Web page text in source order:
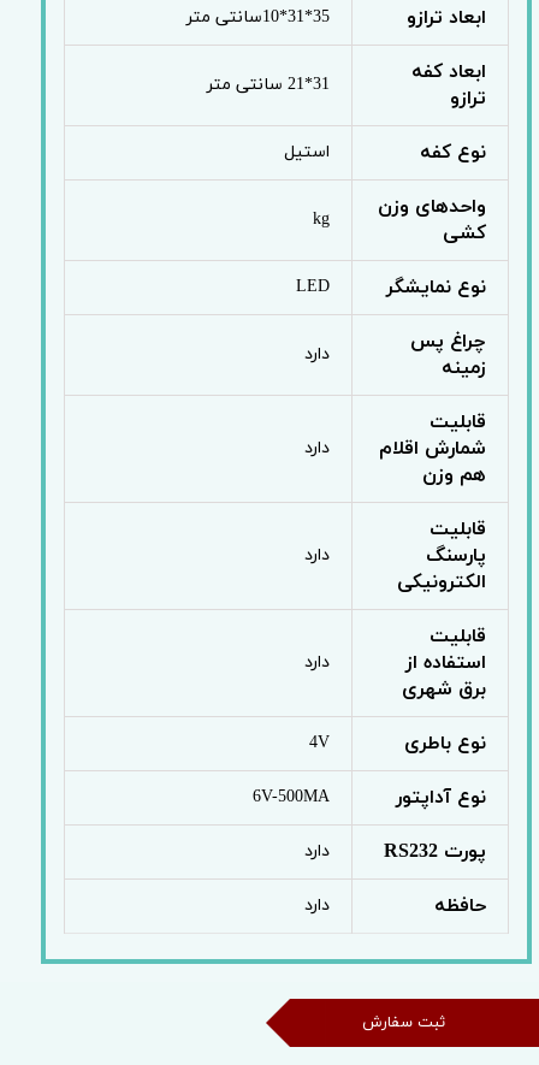
ابعاد ترازو 35*31*10سانتی متر
ابعاد کفه
ترازو
31*21 سانتی متر
نوع کفه استیل
واحدهای وزن
کشی
kg
نوع نمایشگر LED
چراغ پس
زمینه
دارد
قابلیت
شمارش اقلام
هم وزن
دارد
قابلیت
پارسنگ
الکترونیکی
دارد
قابلیت
استفاده از
برق شهری
دارد
نوع باطری 4V
نوع آداپتور 6V-500MA
پورت RS232 دارد
حافظه دارد
ثبت سفارش